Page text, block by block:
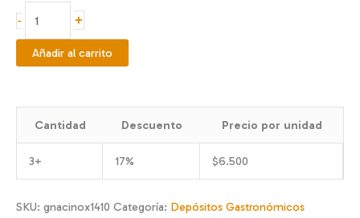
-
AC
INOXIDABLE
1/4
CM
cantidad
+
Añadir al carrito
Cantidad Descuento Precio por unidad
3+ 17% $6.500
SKU: gnacinox1410 Categoría: Depósitos Gastronómicos